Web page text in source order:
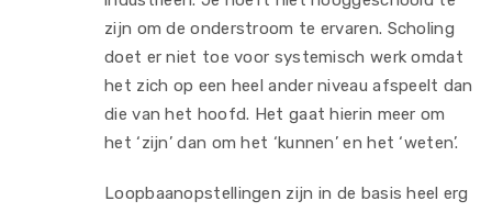
zijn om de onderstroom te ervaren. Scholing
doet er niet toe voor systemisch werk omdat
het zich op een heel ander niveau afspeelt dan
die van het hoofd. Het gaat hierin meer om
het ‘zijn’ dan om het ‘kunnen’ en het ‘weten’.
Loopbaanopstellingen zijn in de basis heel erg